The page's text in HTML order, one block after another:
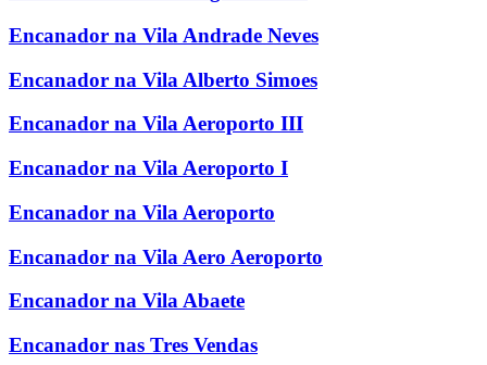
Encanador na Vila Andrade Neves
Encanador na Vila Alberto Simoes
Encanador na Vila Aeroporto III
Encanador na Vila Aeroporto I
Encanador na Vila Aeroporto
Encanador na Vila Aero Aeroporto
Encanador na Vila Abaete
Encanador nas Tres Vendas